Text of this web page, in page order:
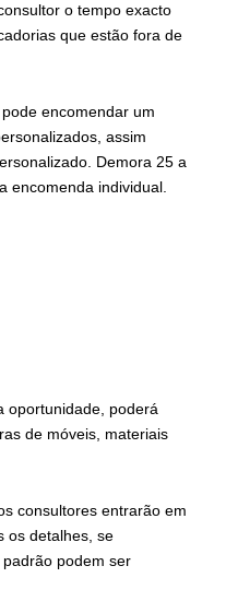
o tempo exacto
que estão fora de
encomendar um
assim
Demora 25 a
encomenda individual.
oportunidade, poderá
de móveis, materiais
consultores entrarão em
os detalhes, se
podem ser